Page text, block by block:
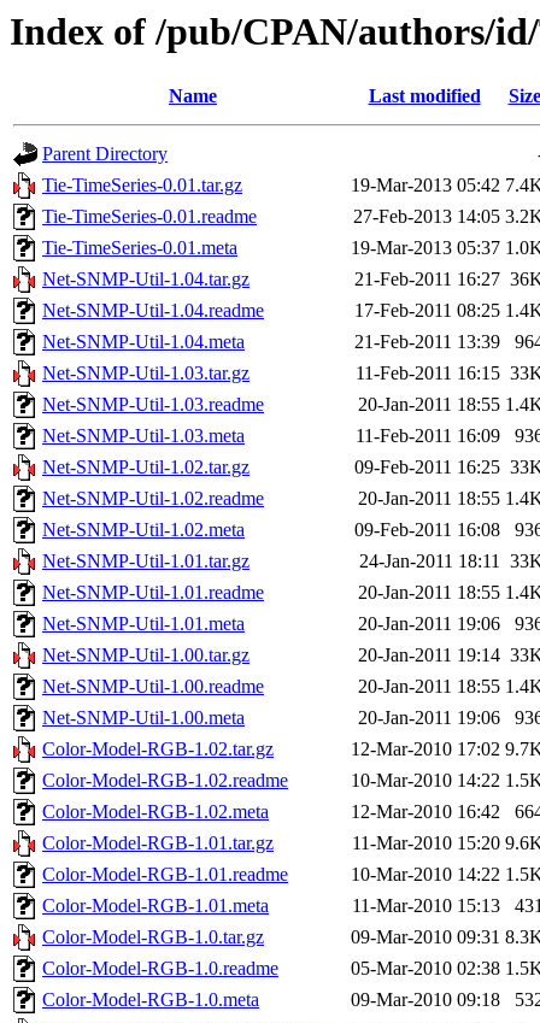
Index of /pub/CPAN/authors/
Name Last modified Size
Parent Directory
Tie-TimeSeries-0.01.tar.gz
19-Mar-2013 05:42
Tie-TimeSeries-0.01.readme
27-Feb-2013 14:05
Tie-TimeSeries-0.01.meta
19-Mar-2013 05:37
Net-SNMP-Util-1.04.tar.gz
21-Feb-2011 16:27
Net-SNMP-Util-1.04.readme
17-Feb-2011 08:25
Net-SNMP-Util-1.04.meta
21-Feb-2011 13:39
Net-SNMP-Util-1.03.tar.gz
11-Feb-2011 16:15
Net-SNMP-Util-1.03.readme
20-Jan-2011 18:55
Net-SNMP-Util-1.03.meta
11-Feb-2011 16:09
Net-SNMP-Util-1.02.tar.gz
09-Feb-2011 16:25
Net-SNMP-Util-1.02.readme
20-Jan-2011 18:55
Net-SNMP-Util-1.02.meta
09-Feb-2011 16:08
Net-SNMP-Util-1.01.tar.gz
24-Jan-2011 18:11
Net-SNMP-Util-1.01.readme
20-Jan-2011 18:55
Net-SNMP-Util-1.01.meta
20-Jan-2011 19:06
Net-SNMP-Util-1.00.tar.gz
20-Jan-2011 19:14
Net-SNMP-Util-1.00.readme
20-Jan-2011 18:55
Net-SNMP-Util-1.00.meta
20-Jan-2011 19:06
Color-Model-RGB-1.02.tar.gz
12-Mar-2010 17:02
Color-Model-RGB-1.02.readme
10-Mar-2010 14:22
Color-Model-RGB-1.02.meta
12-Mar-2010 16:42
Color-Model-RGB-1.01.tar.gz
11-Mar-2010 15:20
Color-Model-RGB-1.01.readme
10-Mar-2010 14:22
Color-Model-RGB-1.01.meta
11-Mar-2010 15:13
Color-Model-RGB-1.0.tar.gz
09-Mar-2010 09:31
Color-Model-RGB-1.0.readme
05-Mar-2010 02:38
Color-Model-RGB-1.0.meta
09-Mar-2010 09:18